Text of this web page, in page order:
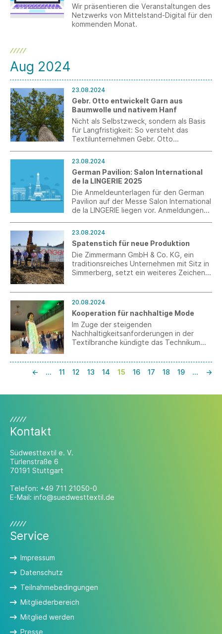
Wir präsentieren die Veranstaltungen des
Netzwerks von Mittelstand-Digital für den
kommenden Monat.
Aug 2024
23.08.2024
Gebr. Otto entwickelt Garn aus
Baumwolle und nativem Hanf
Nicht als Selbstzweck, sondern als Basis
für Langfristigkeit: So versteht das
Textilunternehmen Gebr. Otto
Lieferketten und ökologisch vorteilhafte
Produktinnovationen. Zu diesen
Produktinnovationen gehört ein
neuentwickeltes Garn aus einer Hanf-
Baumwolle-Mischung.
23.08.2024
German Pavilion: Salon International
de la LINGERIE 2025
Die Anmeldeunterlagen für den German
Pavilion auf der Messe Salon International
de la LINGERIE liegen vor. Anmeldungen
23.08.2024
Spatenstich für neue Produktion
Die Zimmermann GmbH & Co. KG, ein
traditionsreiches Unternehmen mit Sitz in
Simmerberg, setzt ein weiteres Zeichen
„Made in Germany“. Derzeit entsteht eine
hochmoderne Produktionshalle für die
Herstellung von Umwindegarnen.
20.08.2024
Kooperation für nachhaltige Mode
Im Zuge der steigenden
Nachhaltigkeitsanforderungen in der
Textilbranche kündigte das Technikum
Partnerschaft mit TEXOVERSUM und
Neo.Fashion. an. Diese Kooperation
neue Maßstäbe für umweltbewusstes
← … 11 12 13 14 15 16 17 18 19 … →
Kontakt
Südwesttextil e. V.
Türlenstraße 6
70191 Stuttgart
Telefon: +49 711 21050-0
E-Mail: info@suedwesttextil.de
Service
Impressum
Datenschutz
Teilnahmebedingungen
Mitgliederbereich
Mitglied werden
Presse